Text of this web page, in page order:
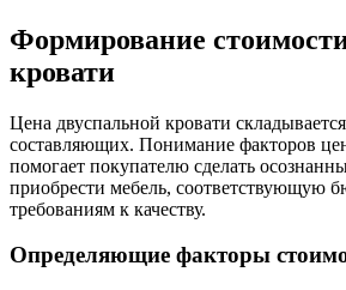
Формирование
кровати
Цена двуспальной кровати
составляющих. Понимание факторов
помогает покупателю сделать
приобрести мебель, соответствующую
требованиям к качеству.
Определяющие факторы